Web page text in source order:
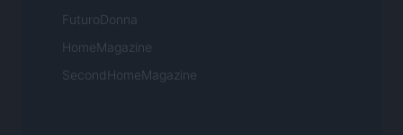
FuturoDonna
HomeMagazine
SecondHomeMagazine